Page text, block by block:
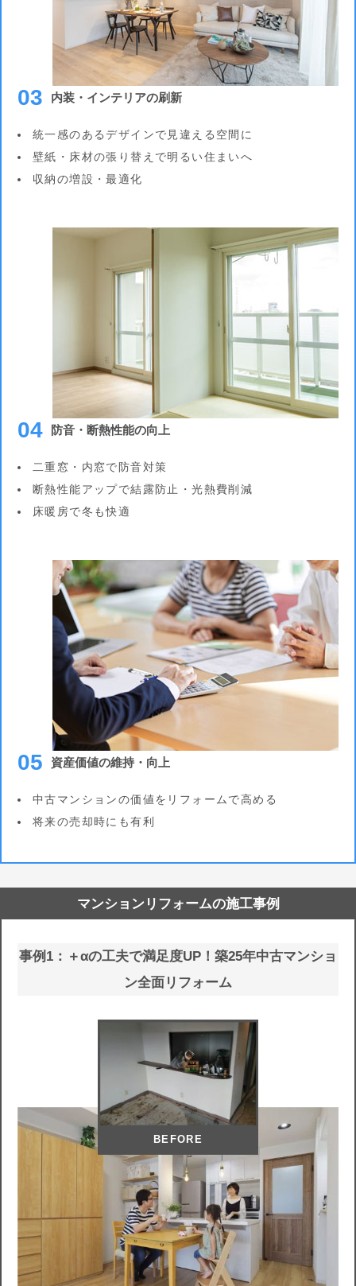
03 内装・インテリアの刷新
統一感のあるデザインで見違える空間に
壁紙・床材の張り替えで明るい住まいへ
収納の増設・最適化
04 防音・断熱性能の向上
二重窓・内窓で防音対策
断熱性能アップで結露防止・光熱費削減
床暖房で冬も快適
05 資産価値の維持・向上
中古マンションの価値をリフォームで高める
将来の売却時にも有利
マンションリフォームの施工事例
事例1：＋αの工夫で満足度UP！築25年中古マンショ
ン全面リフォーム
BEFORE